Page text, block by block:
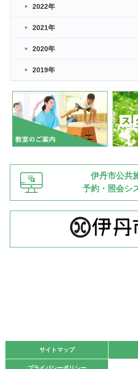
2026.03.11
緑ケ丘体育館
2022.11.03
緑ケ丘体育館
いたっぼーる大会☆彡
緑ケ丘体育館
2022.07.03
市内総合体育大会が開始
緑ケ丘体育館 猪名川運動広場
2022.06.12
県知事杯争奪バレーボール大会が開催
緑ケ丘体育館
2022.05.05
体育協会長杯 バドミントン競技の部
2022.05.22
緑ケ丘体育館
2021.10.23
2022年
2021年
2020年
2019年
伊丹市公共
予約・照会シ
サイトマップ
サイトマップ